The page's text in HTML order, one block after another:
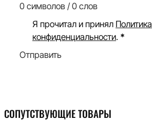
0 символов / 0 слов
Я прочитал и принял Политика
конфиденциальности. *
Отправить
СОПУТСТВУЮЩИЕ ТОВАРЫ